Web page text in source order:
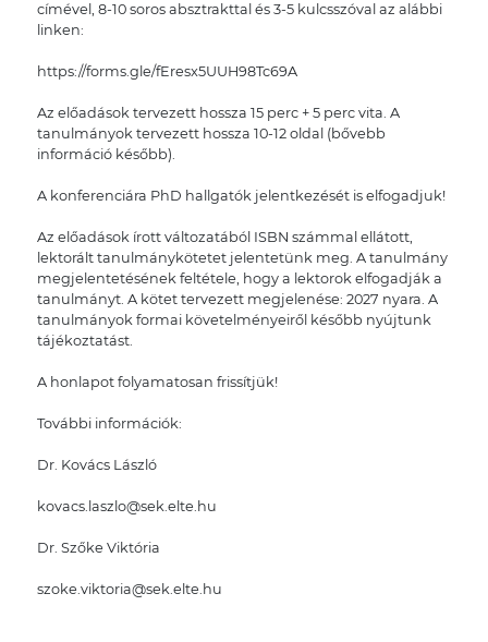
címével, 8-10 soros absztrakttal és 3-5 kulcsszóval az alábbi
linken:
https://forms.gle/fEresx5UUH98Tc69A
Az előadások tervezett hossza 15 perc + 5 perc vita. A
tanulmányok tervezett hossza 10-12 oldal (bővebb
információ később).
A konferenciára PhD hallgatók jelentkezését is elfogadjuk!
Az előadások írott változatából ISBN számmal ellátott,
lektorált tanulmánykötetet jelentetünk meg. A tanulmány
megjelentetésének feltétele, hogy a lektorok elfogadják a
tanulmányt. A kötet tervezett megjelenése: 2027 nyara. A
tanulmányok formai követelményeiről később nyújtunk
tájékoztatást.
A honlapot folyamatosan frissítjük!
További információk:
Dr. Kovács László
kovacs.laszlo@sek.elte.hu
Dr. Szőke Viktória
szoke.viktoria@sek.elte.hu